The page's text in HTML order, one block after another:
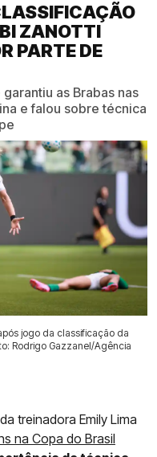
ZANOTTI
PARTE DE
as Brabas nas
e falou sobre técnica
jogo da classificação da
Rodrigo Gazzanel/Agência
treinadora Emily Lima
na Copa do Brasil